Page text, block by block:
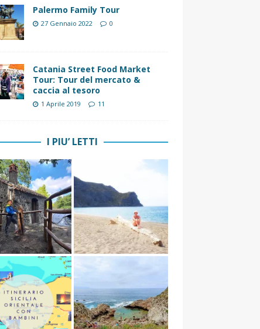
Palermo Family Tour
27 Gennaio 2022 0
Catania Street Food Market
Tour: Tour del mercato &
caccia al tesoro
1 Aprile 2019 11
I PIU’ LETTI